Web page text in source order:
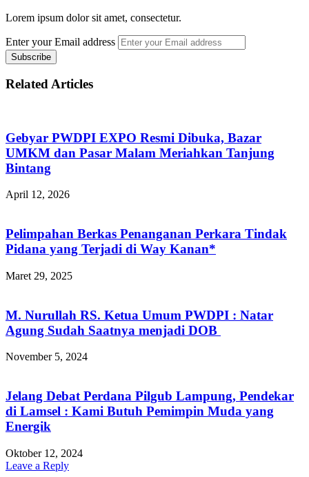
Lorem ipsum dolor sit amet, consectetur.
Enter your Email address
Related Articles
Gebyar PWDPI EXPO Resmi Dibuka, Bazar
UMKM dan Pasar Malam Meriahkan Tanjung
Bintang
April 12, 2026
Pelimpahan Berkas Penanganan Perkara Tindak
Pidana yang Terjadi di Way Kanan*
Maret 29, 2025
M. Nurullah RS. Ketua Umum PWDPI : Natar
Agung Sudah Saatnya menjadi DOB
November 5, 2024
Jelang Debat Perdana Pilgub Lampung, Pendekar
di Lamsel : Kami Butuh Pemimpin Muda yang
Energik
Oktober 12, 2024
Leave a Reply